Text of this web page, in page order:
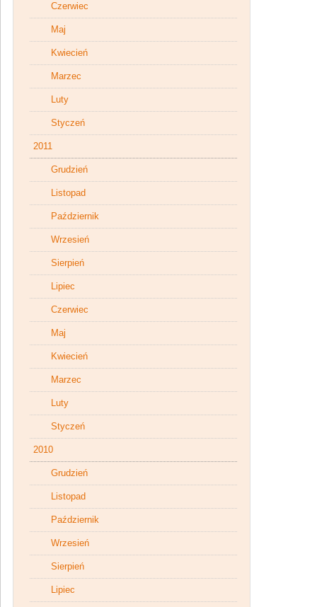
Czerwiec
Maj
Kwiecień
Marzec
Luty
Styczeń
2011
Grudzień
Listopad
Październik
Wrzesień
Sierpień
Lipiec
Czerwiec
Maj
Kwiecień
Marzec
Luty
Styczeń
2010
Grudzień
Listopad
Październik
Wrzesień
Sierpień
Lipiec